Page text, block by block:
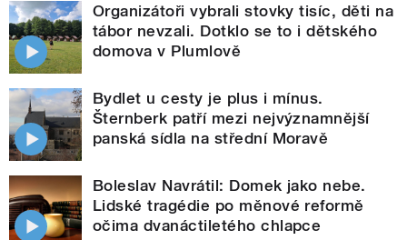
Organizátoři vybrali stovky tisíc, děti na
tábor nevzali. Dotklo se to i dětského
domova v Plumlově
Bydlet u cesty je plus i mínus.
Šternberk patří mezi nejvýznamnější
panská sídla na střední Moravě
Boleslav Navrátil: Domek jako nebe.
Lidské tragédie po měnové reformě
očima dvanáctiletého chlapce